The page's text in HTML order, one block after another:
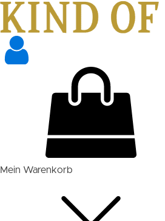
Mein Warenkorb